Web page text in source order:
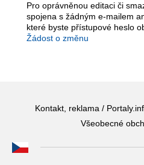
Pro oprávněnou editaci či
spojena s žádným e-mailem
které byste přístupové heslo
Žádost o změnu
Kontakt, reklama /
Všeobecné